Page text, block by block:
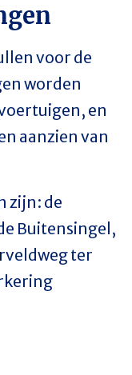
voor de
worden
en
aanzien van
zijn: de
Buitensingel,
ter